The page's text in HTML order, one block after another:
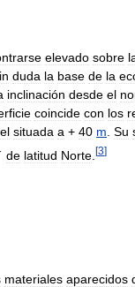
elevado sobre
duda la base de la
inclinación desde el
coincide con los
situada a + 40 m. Su
de latitud Norte [3]
materiales aparecidos